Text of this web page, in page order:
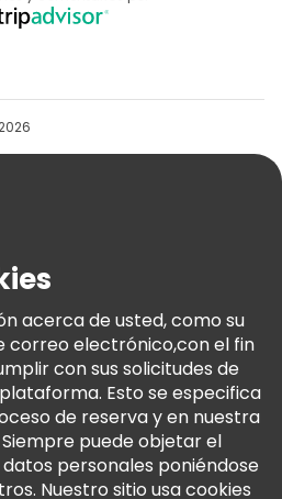
Legal
acerca de usted, como su
correo electrónico,con el fin
con sus solicitudes de
Esto se especifica
de reserva y en nuestra
Siempre puede objetar el
personales poniéndose
Nuestro sitio usa cookies